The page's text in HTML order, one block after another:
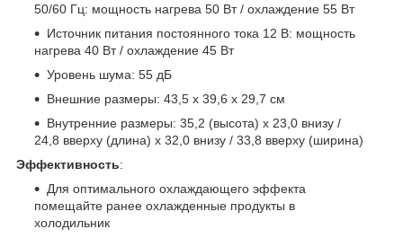
50/60 Гц: мощность нагрева 50 Вт / охлаждение 55 Вт
Источник питания постоянного тока 12 В: мощность
нагрева 40 Вт / охлаждение 45 Вт
Уровень шума: 55 дБ
Внешние размеры: 43,5 х 39,6 х 29,7 см
Внутренние размеры: 35,2 (высота) x 23,0 внизу /
24,8 вверху (длина) x 32,0 внизу / 33,8 вверху (ширина)
Эффективность:
Для оптимального охлаждающего эффекта
помещайте ранее охлажденные продукты в
холодильник